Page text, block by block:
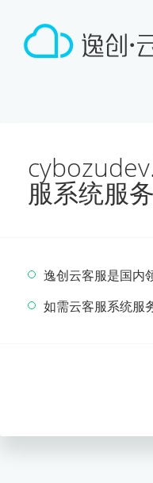
服系统服
逸创云客服是国内
如需云客服系统服